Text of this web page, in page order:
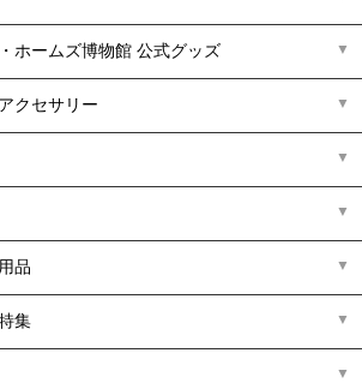
ホームズ博物館 公式グッズ
クセサリー
品
集